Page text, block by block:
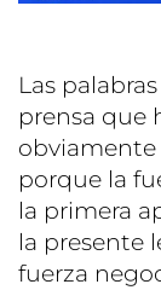
Las
prensa que
porque la
la primera
la presente
fuerza